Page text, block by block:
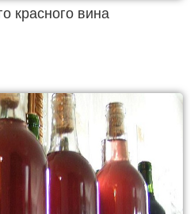
красного вина